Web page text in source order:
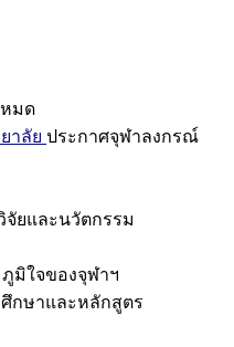
มด
าลัย ประกาศจุฬาลงกรณ์
จัยและนวัตกรรม
มิใจของจุฬาฯ
กษาและหลักสูตร